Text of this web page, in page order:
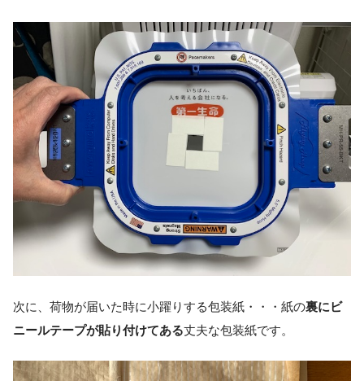
次に、荷物が届いた時に小躍りする包装紙・・・紙の裏にビ
ニールテープが貼り付けてある丈夫な包装紙です。